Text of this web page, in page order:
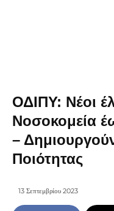
ΟΔΙΠΥ: Νέοι
Νοσοκομεία
–
Ποιότητας
13 Σεπτεμβρίου 2023